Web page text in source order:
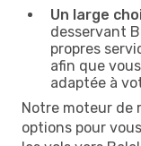
Un large
desservant
propres
afin que
adaptée à
Notre moteur de
options pour